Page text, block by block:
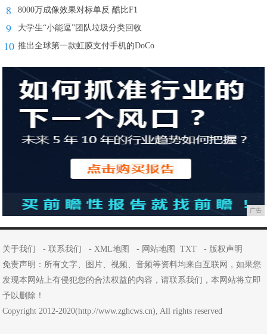
8 8000万成像效果对标单反 酷比F1
9 大学生“小能逗”团队垃圾分类回收
10 推出全球第一款虹膜支付手机的DoCo
广告
关于我们 -联系我们 -XML地图 - 网站地图 TXT - 版权声明
免责声明：所有文字、图片、视频、音频等资料均来自互联网，如果您
发现本网站上有侵犯您的合法权益的内容，请联系我们，本网站将立即
予以删除！
Copyright 2012-2020(http://www.zghcws.cn), All rights reserved